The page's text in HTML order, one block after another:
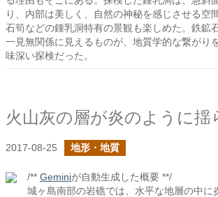
り、内部は美しく、自然の神秘を感じさせる空
石筍などの鍾乳洞特有の景観も楽しめた。鉄鉱
一見無関係に見えるものが、地質学的な繋がり
味深い探検だった。
火山灰の層が炎のように揺
2017-08-25 地形・地質
/** Geminiが自動生成した概要 **/
城ヶ島南部の岩礁では、水平な地層の中に